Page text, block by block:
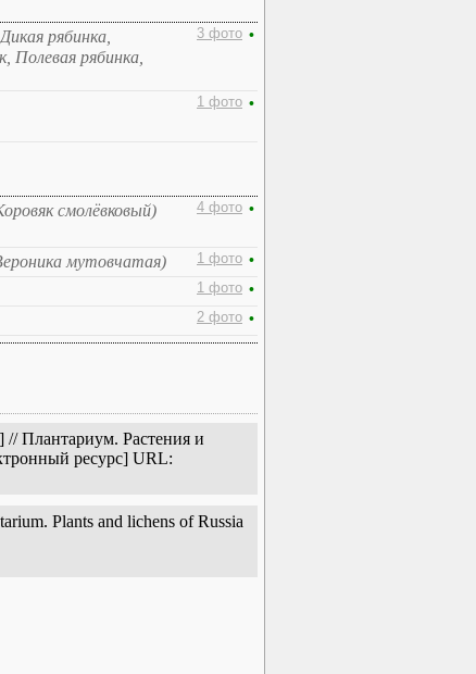
рябинка,
рябинка,
3 фото •
1 фото •
смолёвковый) 4 фото •
мутовчатая) 1 фото •
1 фото •
2 фото •
Плантариум. Растения и
ресурс] URL:
Plants and lichens of Russia